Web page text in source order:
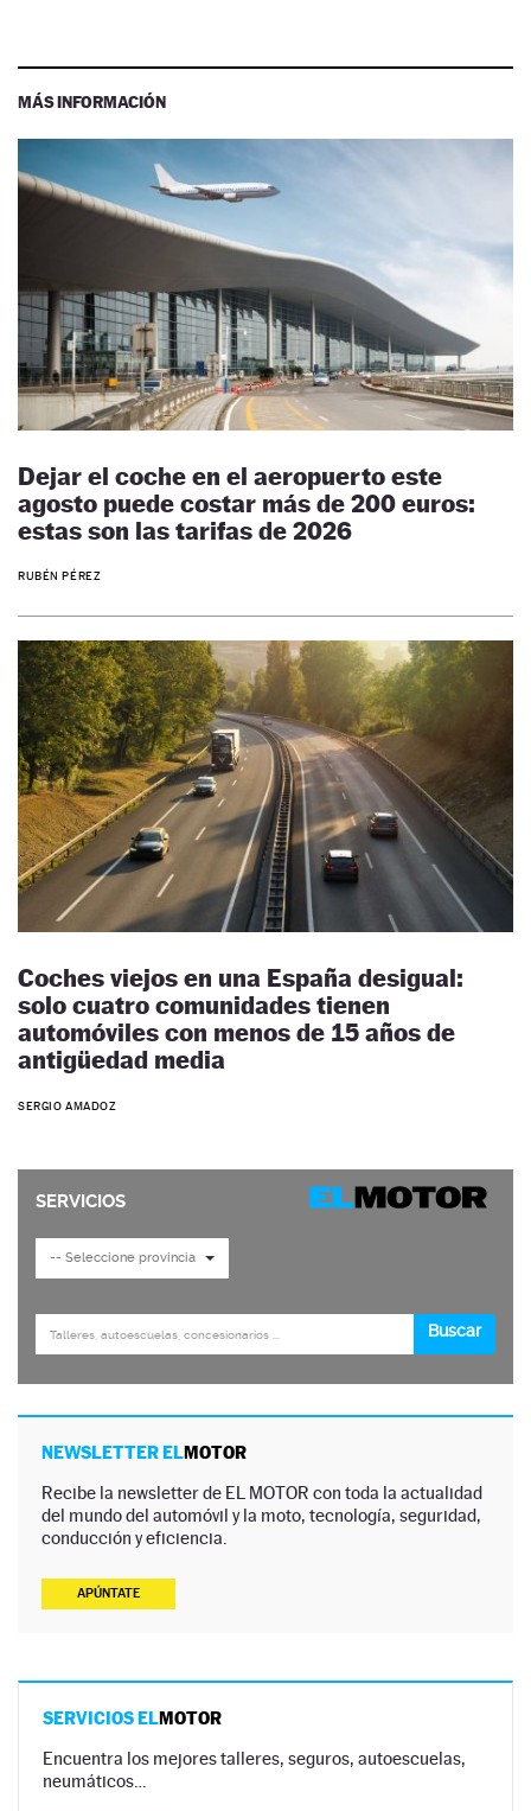
MÁS INFORMACIÓN
Dejar el coche en el aeropuerto este
agosto puede costar más de 200 euros:
estas son las tarifas de 2026
RUBÉN PÉREZ
Coches viejos en una España desigual:
solo cuatro comunidades tienen
automóviles con menos de 15 años de
antigüedad media
SERGIO AMADOZ
NEWSLETTER ELMOTOR
Recibe la newsletter de EL MOTOR con toda la actualidad
del mundo del automóvil y la moto, tecnología, seguridad,
conducción y eficiencia.
APÚNTATE
SERVICIOS ELMOTOR
Encuentra los mejores talleres, seguros, autoescuelas,
neumáticos…